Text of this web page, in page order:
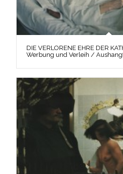
DIE VERLORENE EHRE DER
Werbung und Verleih /